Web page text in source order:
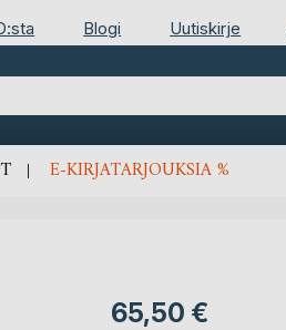
Blogi Uutiskirje
E-KIRJATARJOUKSIA %
65,50 €